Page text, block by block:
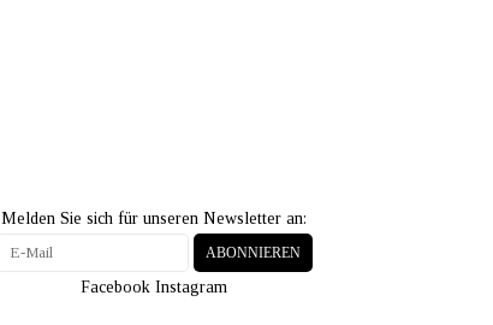
Melden Sie sich für unseren Newsletter an:
ABONNIEREN
Facebook Instagram